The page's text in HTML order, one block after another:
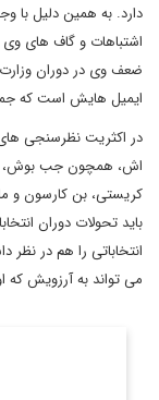
دارد. به همین دلیل با
اشتباهات و گاف های وی
ضعف وی در دوران
ایمیل هایش است که
در اکثریت نظرسنجی
اش، همچون جب بوش،
کریستی، بن کارسون و
باید تحولات دوران
می تواند به آرزویش